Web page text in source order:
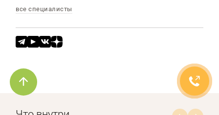
все специалисты